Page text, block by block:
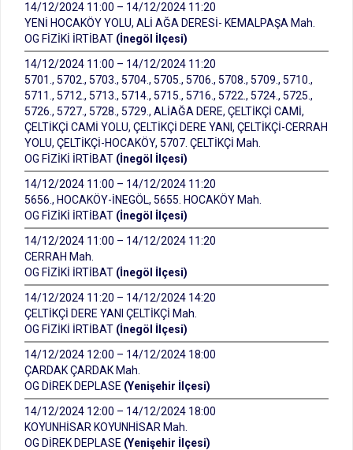
14/12/2024 11:00 – 14/12/2024 11:20
YENİ HOCAKÖY YOLU, ALİ AĞA DERESİ- KEMALPAŞA Mah.
OG FİZİKİ İRTİBAT (İnegöl İlçesi)
14/12/2024 11:00 – 14/12/2024 11:20
5701., 5702., 5703., 5704., 5705., 5706., 5708., 5709., 5710.,
5711., 5712., 5713., 5714., 5715., 5716., 5722., 5724., 5725.,
5726., 5727., 5728., 5729., ALİAĞA DERE, ÇELTİKÇİ CAMİ,
ÇELTİKÇİ CAMİ YOLU, ÇELTİKÇİ DERE YANI, ÇELTİKÇİ-CERRAH
YOLU, ÇELTİKÇİ-HOCAKÖY, 5707. ÇELTİKÇİ Mah.
OG FİZİKİ İRTİBAT (İnegöl İlçesi)
14/12/2024 11:00 – 14/12/2024 11:20
5656., HOCAKÖY-İNEGÖL, 5655. HOCAKÖY Mah.
OG FİZİKİ İRTİBAT (İnegöl İlçesi)
14/12/2024 11:00 – 14/12/2024 11:20
CERRAH Mah.
OG FİZİKİ İRTİBAT (İnegöl İlçesi)
14/12/2024 11:20 – 14/12/2024 14:20
ÇELTİKÇİ DERE YANI ÇELTİKÇİ Mah.
OG FİZİKİ İRTİBAT (İnegöl İlçesi)
14/12/2024 12:00 – 14/12/2024 18:00
ÇARDAK ÇARDAK Mah.
OG DİREK DEPLASE (Yenişehir İlçesi)
14/12/2024 12:00 – 14/12/2024 18:00
KOYUNHİSAR KOYUNHİSAR Mah.
OG DİREK DEPLASE (Yenişehir İlçesi)